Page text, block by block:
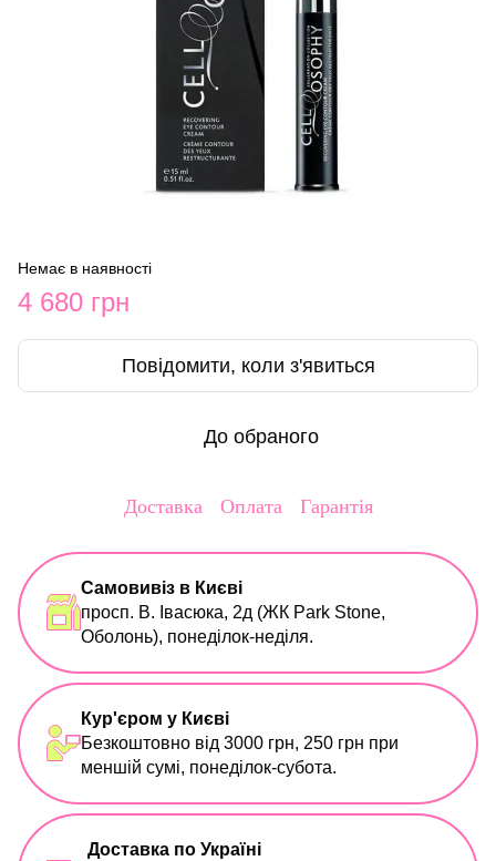
Немає в наявності
4 680 грн
Повідомити, коли з'явиться
До обраного
Доставка Оплата Гарантія
Самовивіз в Києві
просп. В. Івасюка, 2д (ЖК Park Stone,
Оболонь), понеділок-неділя.
Кур'єром у Києві
Безкоштовно від 3000 грн, 250 грн при
меншій сумі, понеділок-субота.
Доставка по Україні